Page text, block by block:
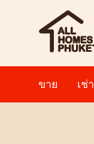
ขาย เช่า